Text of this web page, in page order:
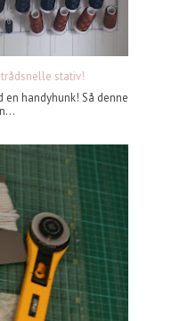
stativ!
handyhunk! Så denne